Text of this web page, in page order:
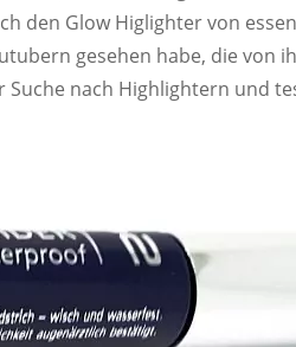
den Glow Higlighter von
gesehen habe, die von
nach Highlightern und